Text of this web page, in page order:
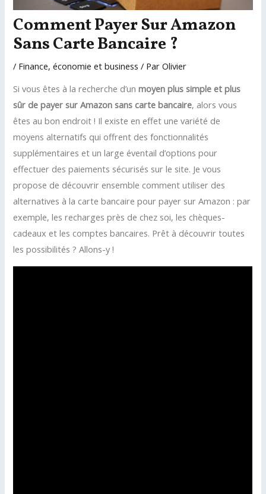
Comment Payer Sur Amazon
Sans Carte Bancaire ?
/ Finance, économie et business / ParOlivier
Si vous êtes à la recherche d’unmoyen plus simple et plus
sûr de payer sur Amazon sans carte bancaire, alors vous
êtes au bon endroit ! Il existe en effet une variété de
moyens alternatifs qui offrent des fonctionnalités
supplémentaires et un large éventail d’options pour
effectuer des paiements sécurisés sur le site. Je vous
propose de découvrir ensemble comment utiliser des
alternatives à la carte bancaire pour payer sur Amazon : par
exemple, les recharges près de chez soi, les chèques-
cadeaux et les comptes bancaires. Prêt à découvrir toutes
les possibilités ? Allons-y !